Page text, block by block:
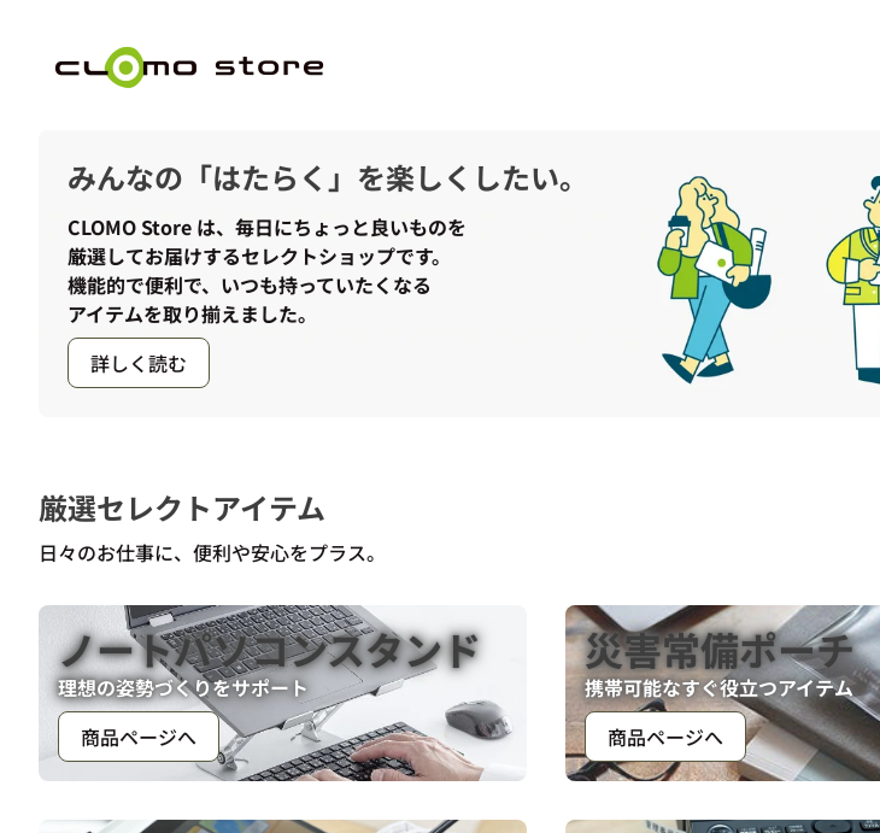
みんなの「はたらく」を楽しくしたい。
CLOMO Store は、毎日にちょっと良いものを
厳選してお届けするセレクトショップです。
機能的で便利で、いつも持っていたくなる
アイテムを取り揃えました。
詳しく読む
厳選セレクトアイテム
日々のお仕事に、便利や安心をプラス。
ノートパソコンスタンド
理想の姿勢づくりをサポート
商品ページへ
災害常備ポーチ
携帯可能なすぐ役立つアイテム
商品ページへ